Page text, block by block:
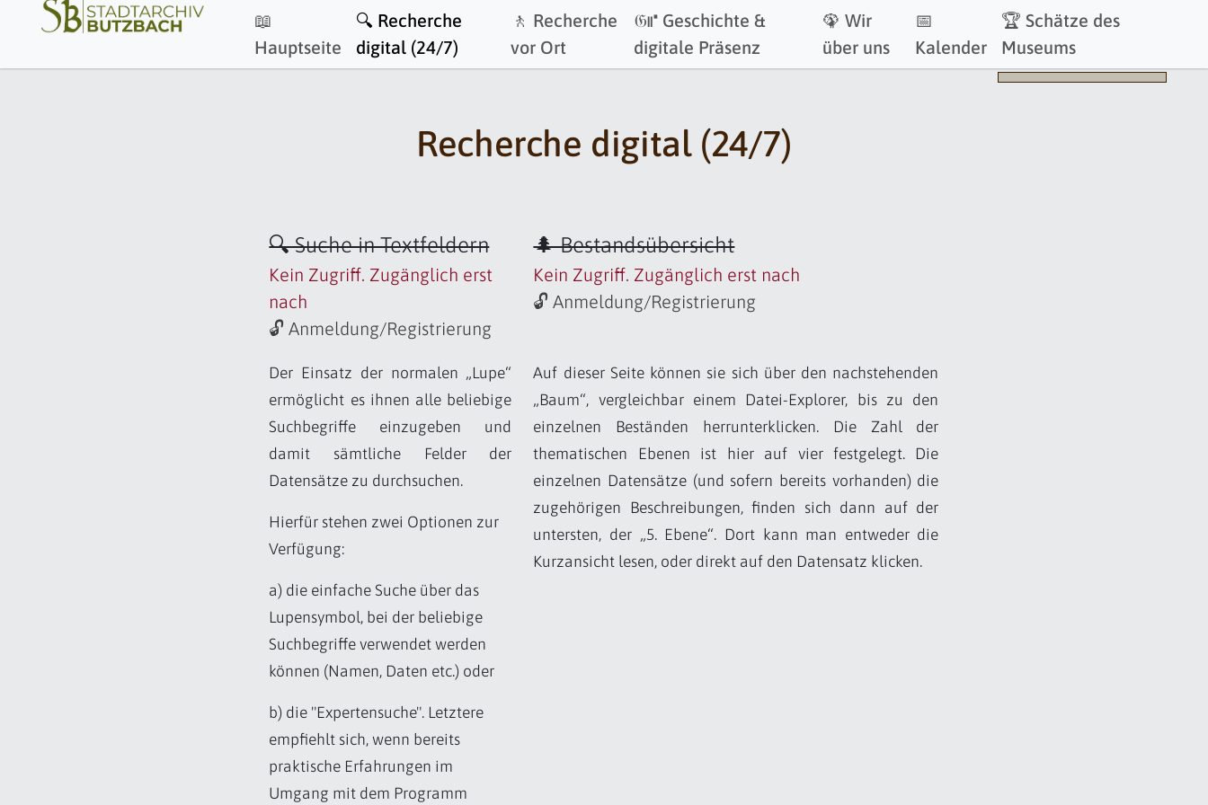
📖
Hauptseite
🔍 Recherche
digital (24/7)
🚶 Recherche
vor Ort
𝔊⑈ Geschichte &
digitale Präsenz
🦚 Wir
über uns
📅
Kalender
🏆 Schätze des
Museums
Recherche digital (24/7)
🔍 Suche in Textfeldern
Kein Zugriff. Zugänglich erst
nach
🔓 Anmeldung/Registrierung
🌲 Bestandsübersicht
Kein Zugriff. Zugänglich erst nach
🔓 Anmeldung/Registrierung
Der Einsatz der normalen „Lupe“
ermöglicht es ihnen alle beliebige
Suchbegriffe einzugeben und
damit sämtliche Felder der
Datensätze zu durchsuchen.
Hierfür stehen zwei Optionen zur
Verfügung:
a) die einfache Suche über das
Lupensymbol, bei der beliebige
Suchbegriffe verwendet werden
können (Namen, Daten etc.) oder
b) die "Expertensuche". Letztere
empfiehlt sich, wenn bereits
praktische Erfahrungen im
Umgang mit dem Programm
Auf dieser Seite können sie sich über den nachstehenden
„Baum“, vergleichbar einem Datei-Explorer, bis zu den
einzelnen Beständen herrunterklicken. Die Zahl der
thematischen Ebenen ist hier auf vier festgelegt. Die
einzelnen Datensätze (und sofern bereits vorhanden) die
zugehörigen Beschreibungen, finden sich dann auf der
untersten, der „5. Ebene“. Dort kann man entweder die
Kurzansicht lesen, oder direkt auf den Datensatz klicken.